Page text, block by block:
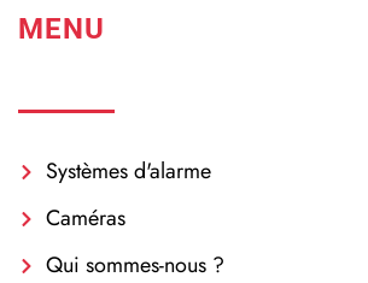
MENU
Systèmes d'alarme
Caméras
Qui sommes-nous ?